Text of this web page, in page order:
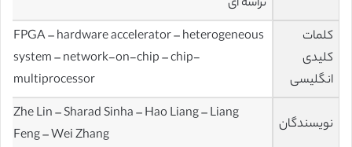
کلمات
کلیدی
انگلیسی
FPGA – hardware accelerator – heterogeneous
system – network-on-chip – chip-
multiprocessor
نویسندگان
Zhe Lin – Sharad Sinha – Hao Liang – Liang
Feng – Wei Zhang